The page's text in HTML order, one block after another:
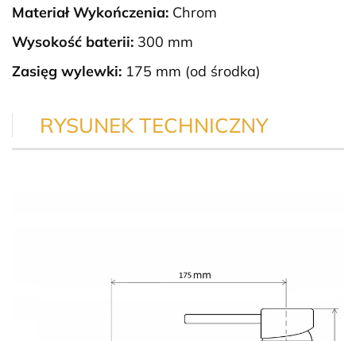
Materiał Wykończenia: Chrom
Wysokość baterii: 300 mm
Zasięg wylewki: 175 mm (od środka)
RYSUNEK TECHNICZNY